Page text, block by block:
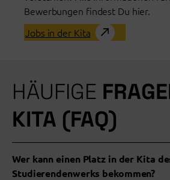
Bewerbungen findest Du hier.
Jobs in der Kita
HÄUFIGE
KITA (FAQ)
Wer kann einen Platz in der Kita
Studierendenwerks bekommen?